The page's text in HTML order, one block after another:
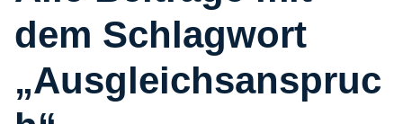
dem Schlagwort
„Ausgleichsanspruc